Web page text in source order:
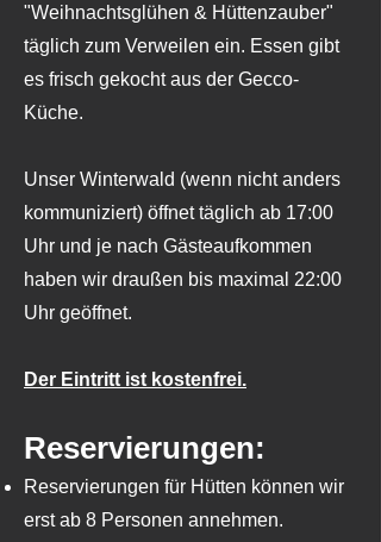
"Weihnachtsglühen & Hüttenzauber"
täglich zum Verweilen ein. Essen gibt
es frisch gekocht aus der Gecco-
Küche.
Unser Winterwald (wenn nicht anders
kommuniziert) öffnet täglich ab 17:00
Uhr und je nach Gästeaufkommen
haben wir draußen bis maximal 22:00
Uhr geöffnet.
Der Eintritt ist kostenfrei.
Reservierungen:
Reservierungen für Hütten können wir
erst ab 8 Personen annehmen.